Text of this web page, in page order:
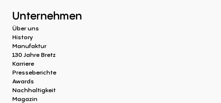
Unternehmen
Über uns
History
Manufaktur
130 Jahre Bretz
Karriere
Presseberichte
Awards
Nachhaltigkeit
Magazin